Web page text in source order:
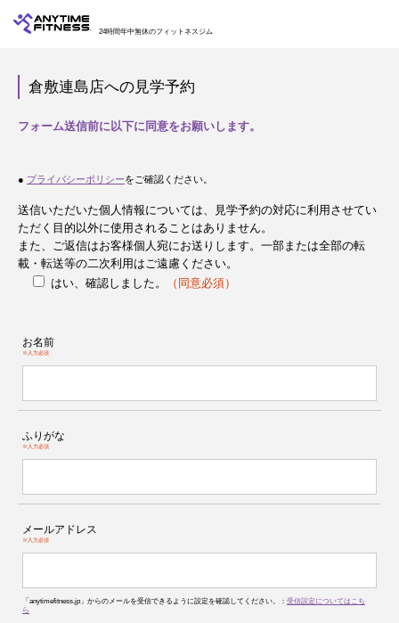
24時間年中無休のフィットネスジム
倉敷連島店への見学予約
フォーム送信前に以下に同意をお願いします。
● プライバシーポリシーをご確認ください。
送信いただいた個人情報については、見学予約の対応に利用させてい
ただく目的以外に使用されることはありません。
また、ご返信はお客様個人宛にお送りします。一部または全部の転
載・転送等の二次利用はご遠慮ください。
はい、確認しました。
（同意必須）
お名前
※入力必須
ふりがな
※入力必須
メールアドレス
※入力必須
「anytimefitness.jp」からのメールを受信できるように設定を確認してください。： 受信設定についてはこち
ら